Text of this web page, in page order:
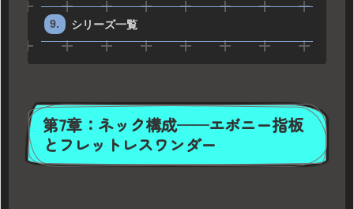
シリーズ一覧
第7章：ネック構成──エボニー指板
とフレットレスワンダー